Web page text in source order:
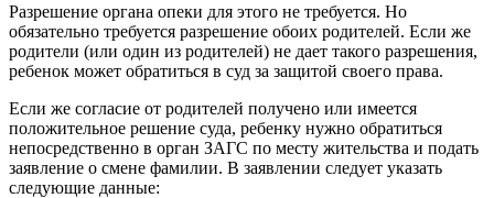
Разрешение органа опеки для этого не требуется. Но
обязательно требуется разрешение обоих родителей. Если же
родители (или один из родителей) не дает такого разрешения,
ребенок может обратиться в суд за защитой своего права.
Если же согласие от родителей получено или имеется
положительное решение суда, ребенку нужно обратиться
непосредственно в орган ЗАГС по месту жительства и подать
заявление о смене фамилии. В заявлении следует указать
следующие данные: